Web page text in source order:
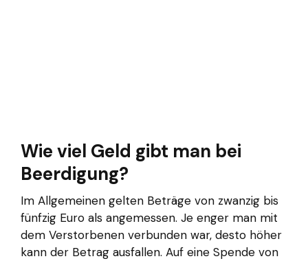
Wie viel Geld gibt man bei
Beerdigung?
Im Allgemeinen gelten Beträge von zwanzig bis
fünfzig Euro als angemessen. Je enger man mit
dem Verstorbenen verbunden war, desto höher
kann der Betrag ausfallen. Auf eine Spende von